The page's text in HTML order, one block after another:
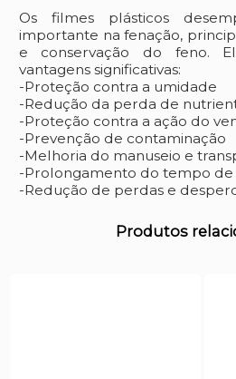
Os filmes plásticos
importante na fenação,
e conservação do feno.
vantagens significativas:
-Proteção contra a umidade
-Redução da perda de
-Proteção contra a ação do
-Prevenção de contaminação
-Melhoria do manuseio e
-Prolongamento do tempo
-Redução de perdas e
Produtos